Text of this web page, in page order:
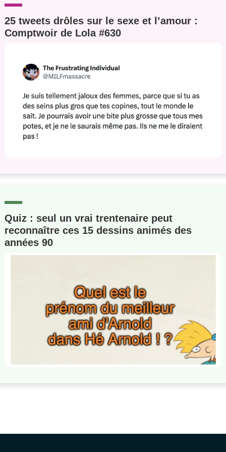
25 tweets drôles sur le sexe et l’amour :
Comptwoir de Lola #630
Quiz : seul un vrai trentenaire peut
reconnaître ces 15 dessins animés des
années 90